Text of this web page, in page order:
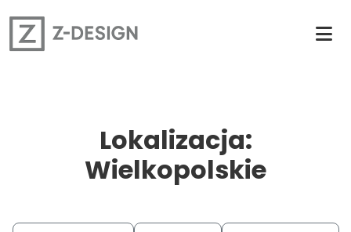
Lokalizacja:
Wielkopolskie